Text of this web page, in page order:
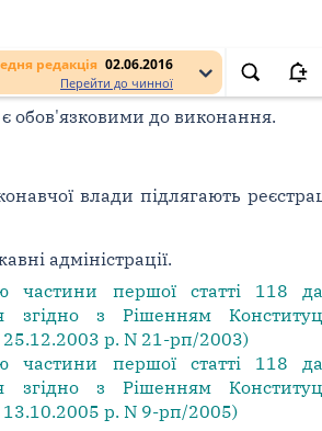
редакція 02.06.2016
Перейти до чинної